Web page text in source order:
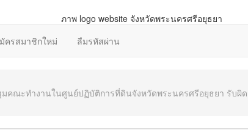
ครสมาชิกใหม่ ลืมรหัสผ่าน
คณะทำงานในศูนย์ปฏิบัติการที่ดินจังหวัดพระนครศรีอยุธยา รับผิด